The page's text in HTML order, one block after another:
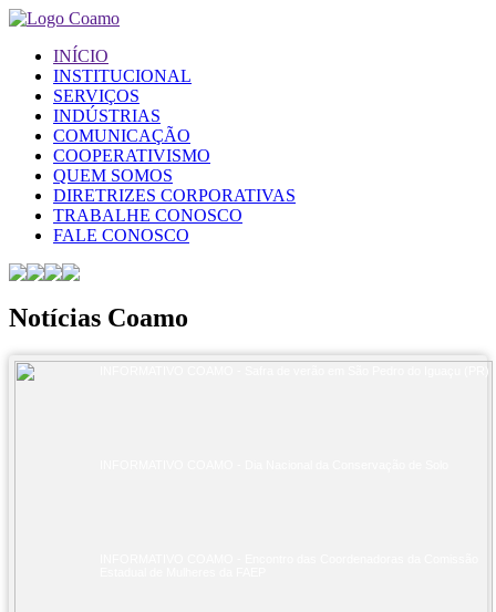
INÍCIO
INSTITUCIONAL
SERVIÇOS
INDÚSTRIAS
COMUNICAÇÃO
COOPERATIVISMO
QUEM SOMOS
DIRETRIZES CORPORATIVAS
TRABALHE CONOSCO
FALE CONOSCO
Notícias Coamo
INFORMATIVO COAMO - Safra de verão em São Pedro do Iguaçu (PR)